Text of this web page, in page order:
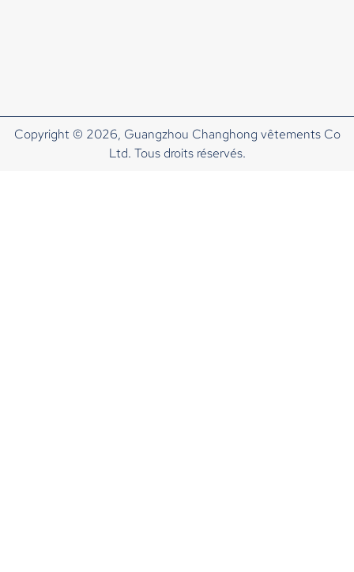
Copyright © 2026, Guangzhou Changhong vêtements Co
Ltd. Tous droits réservés.